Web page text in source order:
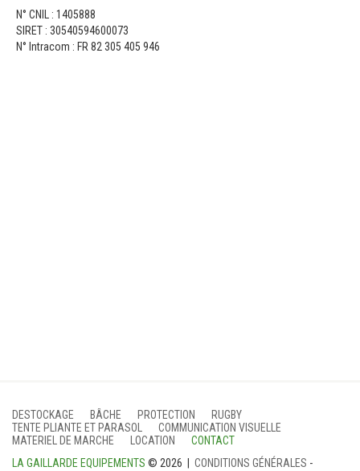
N° CNIL : 1405888
SIRET : 30540594600073
N° Intracom : FR 82 305 405 946
DESTOCKAGE BÂCHE PROTECTION
RUGBY
TENTE PLIANTE ET PARASOL
COMMUNICATION VISUELLE
MATERIEL DE MARCHE
LOCATION
CONTACT
LA GAILLARDE EQUIPEMENTS © 2026 | CONDITIONS GÉNÉRALES -